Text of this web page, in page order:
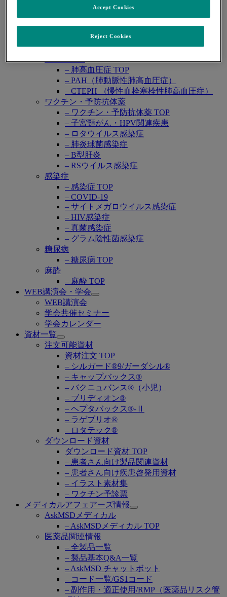
submenu
– 悪性腫瘍 TOP
– 婦人科癌
– 泌尿器癌
– 消化器癌
– 肺高血圧症 TOP
– PAH（肺動脈性肺高血圧症）
– CTEPH （慢性血栓塞栓性肺高血圧症）
ワクチン・予防抗体薬
– ワクチン・予防抗体薬 TOP
– 子宮頸がん・HPV関連疾患
– ロタウイルス感染症
– 肺炎球菌感染症
– B型肝炎
– RSウイルス感染症
感染症
– 感染症 TOP
– COVID-19
– サイトメガロウイルス感染症
– HIV感染症
– 真菌感染症
– グラム陰性菌感染症
糖尿病
– 糖尿病 TOP
麻酔
– 麻酔 TOP
WEB講演会・学会
Open
WEB講演会
学会共催セミナー
学会カレンダー
資材一覧
Open
submenu
注文可能資材
資材注文 TOP
– シルガード®9/ガーダシル®
– キャップバックス®
– バクニュバンス®（小児）
– ブリディオン®
– ヘプタバックス®-Ⅱ
– ラゲブリオ®
– ロタテック®
ダウンロード資材
ダウンロード資材 TOP
– 患者さん向け製品関連資材
– 患者さん向け疾患啓発用資材
– イラスト素材集
– ワクチン予診票
メディカルアフェアーズ情報
Open
AskMSDメディカル
– AskMSDメディカル TOP
医薬品関連情報
– 全製品一覧
– 製品基本Q&A一覧
– AskMSD チャットボット
– コード一覧/GS1コード
– 副作用・適正使用/RMP（医薬品リスク管
Reject Cookies
Accept Cookies